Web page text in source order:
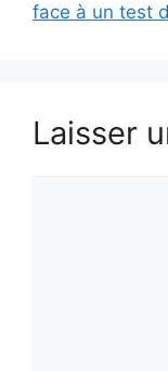
face à un test
Laisser